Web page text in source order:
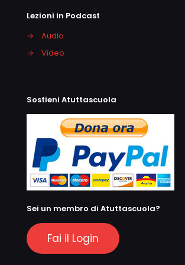
Lezioni in Podcast
→
Audio
→
Video
Sostieni Atuttascuola
Sei un membro di Atuttascuola?
Fai il Login